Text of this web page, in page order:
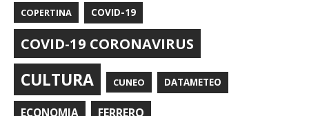
COPERTINA COVID-19
COVID-19 CORONAVIRUS
CULTURA CUNEO DATAMETEO
ECONOMIA FERRERO